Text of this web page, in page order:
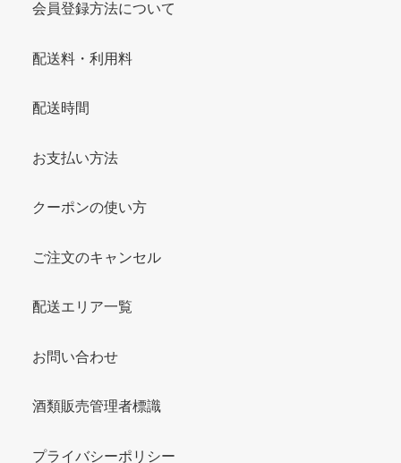
会員登録方法について
配送料・利用料
配送時間
お支払い方法
クーポンの使い方
ご注文のキャンセル
配送エリア一覧
お問い合わせ
酒類販売管理者標識
プライバシーポリシー